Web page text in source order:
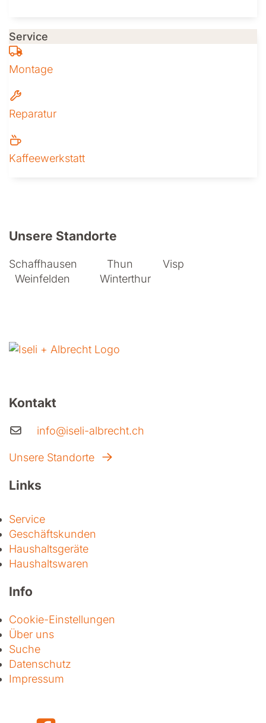
Service
Montage
Reparatur
Kaffeewerkstatt
Unsere Standorte
Schaffhausen Thun
Visp
Weinfelden
Winterthur
Kontakt
info@iseli-albrecht.ch
Unsere Standorte
Links
Service
Geschäftskunden
Haushaltsgeräte
Haushaltswaren
Info
Cookie-Einstellungen
Über uns
Suche
Datenschutz
Impressum